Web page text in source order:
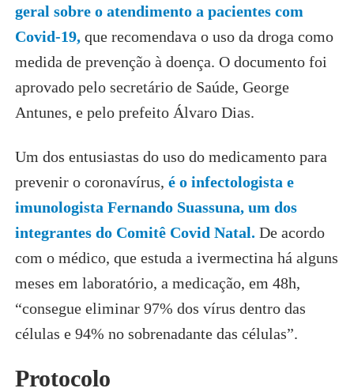
geral sobre o atendimento a pacientes com
Covid-19, que recomendava o uso da droga como
medida de prevenção à doença. O documento foi
aprovado pelo secretário de Saúde, George
Antunes, e pelo prefeito Álvaro Dias.
Um dos entusiastas do uso do medicamento para
prevenir o coronavírus, é o infectologista e
imunologista Fernando Suassuna, um dos
integrantes do Comitê Covid Natal. De acordo
com o médico, que estuda a ivermectina há alguns
meses em laboratório, a medicação, em 48h,
“consegue eliminar 97% dos vírus dentro das
células e 94% no sobrenadante das células”.
Protocolo